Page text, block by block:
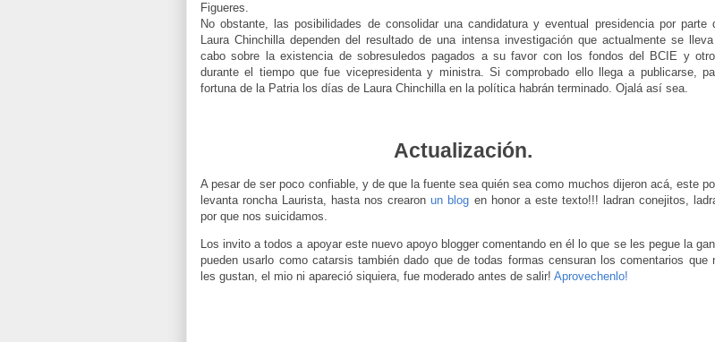
Figueres.
No obstante, las posibilidades de consolidar una candidatura y eventual presidencia por parte
Laura Chinchilla dependen del resultado de una intensa investigación que actualmente se
cabo sobre la existencia de sobresuledos pagados a su favor con los fondos del BCIE y
durante el tiempo que fue vicepresidenta y ministra. Si comprobado ello llega a publicarse,
fortuna de la Patria los días de Laura Chinchilla en la política habrán terminado. Ojalá así sea.
Actualización.
A pesar de ser poco confiable, y de que la fuente sea quién sea como muchos dijeron acá, este
levanta roncha Laurista, hasta nos crearonun blog en honor a este texto!!! ladran conejitos,
por que nos suicidamos.
Los invito a todos a apoyar este nuevo apoyo blogger comentando en él lo que se les pegue la
pueden usarlo como catarsis también dado que de todas formas censuran los comentarios que
les gustan, el mio ni apareció siquiera, fue moderado antes de salir! Aprovechenlo!